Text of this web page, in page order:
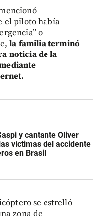
el piloto había
o
la familia terminó
noticia de la
y cantante Oliver
víctimas del accidente
en Brasil
se estrelló
zona de